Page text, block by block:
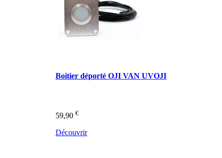
Boitier déporté OJI VAN UVOJI
59,90 €
Découvrir